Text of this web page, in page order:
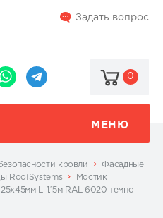
Задать вопрос
0
МЕНЮ
кровли
Фасадные
RoofSystems
Мостик
L-1,15м RAL 6020 темно-